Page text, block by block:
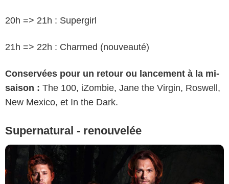
20h => 21h : Supergirl
21h => 22h : Charmed (nouveauté)
Conservées pour un retour ou lancement à la mi-
saison : The 100, iZombie, Jane the Virgin, Roswell,
New Mexico, et In the Dark.
Supernatural - renouvelée